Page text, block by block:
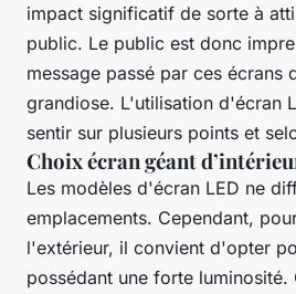
impact significatif de sorte à
public. Le public est donc
message passé par ces écrans
grandiose. L'utilisation d'écran
sentir sur plusieurs points et
Choix écran géant
Les modèles d'écran LED ne
emplacements. Cependant,
l'extérieur, il convient d'opter
possédant une forte luminosité.